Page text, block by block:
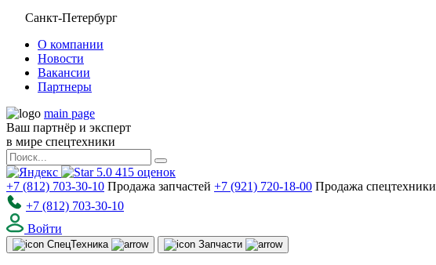
Санкт-Петербург
О компании
Новости
Вакансии
Партнеры
main page
Ваш партнёр и эксперт
в мире спецтехники
5.0 415 оценок
+7 (812) 703-30-10 Продажа запчастей +7 (921) 720-18-00 Продажа спецтехники
+7 (812) 703-30-10
Войти
СпецТехника Запчасти